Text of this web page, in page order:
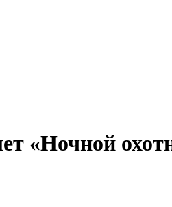
«Ночной